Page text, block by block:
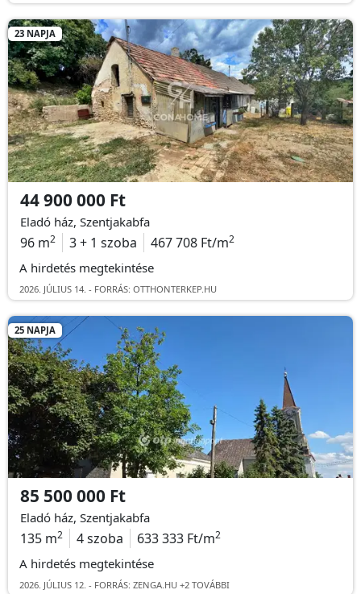
44 900 000 Ft
Eladó ház, Szentjakabfa
96 m2 3 + 1 szoba 467 708 Ft/m2
A hirdetés megtekintése
2026. JÚLIUS 14. - FORRÁS: OTTHONTERKEP.HU
23 NAPJA
85 500 000 Ft
Eladó ház, Szentjakabfa
135 m2 4 szoba 633 333 Ft/m2
A hirdetés megtekintése
2026. JÚLIUS 12. - FORRÁS: ZENGA.HU +2 TOVÁBBI
25 NAPJA